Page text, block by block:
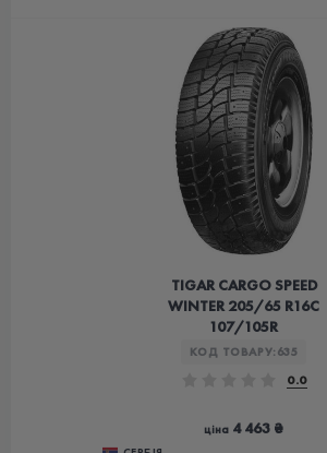
TIGAR CARGO SPEED
WINTER 205/65 R16C
107/105R
КОД ТОВАРУ: 635
0.0
ціна 4 463 ₴